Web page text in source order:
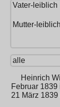
Vater-leiblich
Mutter-leiblich
alle
Heinrich
Februar 1839
21 März 1839